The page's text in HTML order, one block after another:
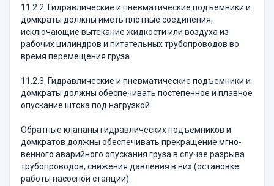
11.2.2. Гидравлические и пневматические подъем­ники и
домкраты должны иметь плотные соедине­ния,
исключающие вытекание жидкости или воздуха из
рабочих цилиндров и питательных трубопроводов во
время перемещения груза.
11.2.3. Гидравлические и пневматические подъем­ники и
домкраты должны обеспечивать постепенное и плавное
опускание штока под нагрузкой.
Обратные клапаны гидравлических подъемников и
домкратов должны обеспечивать прекращение мгно­
венного аварийного опускания груза в случае разры­ва
трубопроводов, снижения давления в них (оста­новке
работы насосной станции).